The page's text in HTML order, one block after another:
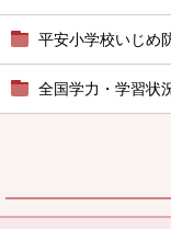
平安小学校いじめ
全国学力・学習状